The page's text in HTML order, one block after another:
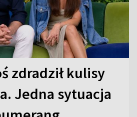
zdradził kulisy
Jedna sytuacja